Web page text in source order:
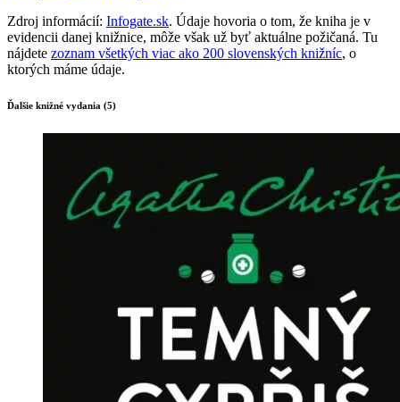
Zdroj informácií: Infogate.sk. Údaje hovoria o tom, že kniha je v
evidencii danej knižnice, môže však už byť aktuálne požičaná. Tu
nájdete zoznam všetkých viac ako 200 slovenských knižníc, o
ktorých máme údaje.
Ďalšie knižné vydania (5)